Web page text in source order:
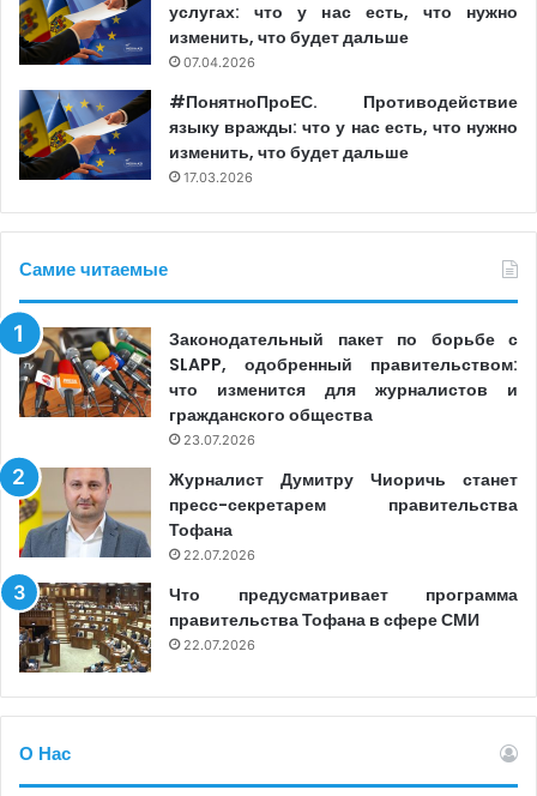
что обновление тарифов на распространение
периодических изданий является необходимой мерой
для обеспечения непрерывности услуг.
«Кроме того, это напрямую влияет на заработную плату
наших сотрудников, в частности, более 2 тыс. почтовых
работников, которые распространяют газеты. Мы были
реальными затратами, после того как власти запустили
механизм поддержки редакций. Этот факт обеспечит
устойчивость сервиса, деятельность редакций, а также
поддержание доступных цен для граждан. (…) Мы
осознаем тот факт, что услуга подписки на
периодические издания имеет социальное
воздействие, обеспечивая доступ к информации для
граждан страны», — говорится в ответе «Почты
Молдовы» изданию Media Azi.
posta moldovei presa moldova
ziare
услугах: что у нас есть, что нужно
изменить, что будет дальше
07.04.2026
#ПонятноПроЕС. Противодействие
языку вражды: что у нас есть, что нужно
изменить, что будет дальше
17.03.2026
Самие читаемые
Законодательный пакет по борьбе с
SLAPP, одобренный правительством:
что изменится для журналистов и
гражданского общества
23.07.2026
Журналист Думитру Чиоричь станет
пресс-секретарем правительства
Тофана
22.07.2026
Что предусматривает программа
правительства Тофана в сфере СМИ
22.07.2026
О Нас